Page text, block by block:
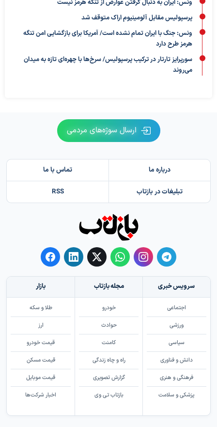
ونس: ایران به دنبال گرفتن عوارض از تنگه هرمز نیست
پرسپولیس مقابل آلومینیوم اراک متوقف شد
ونس: جنگ با ایران تمام نشده است/ آمریکا برای بازگشایی امن تنگه
هرمز طرح دارد
سورپرایز تارتار در ترکیب پرسپولیس/ سرخ‌ها با چهره‌ای تازه به میدان
می‌روند
ارسال سوژه‌های مردمی
درباره ما تماس با ما
تبلیغات در بازتاب RSS
سرویس خبری
اجتماعی
ورزشی
سیاسی
دانش و فناوری
فرهنگی و هنری
پزشکی و سلامت
مجله بازتاب
خودرو
حوادث
کامنت
راه و چاه زندگی
گزارش تصویری
بازتاب تی وی
بازار
طلا و سکه
ارز
قیمت خودرو
قیمت مسکن
قیمت موبایل
اخبار شرکت‌ها